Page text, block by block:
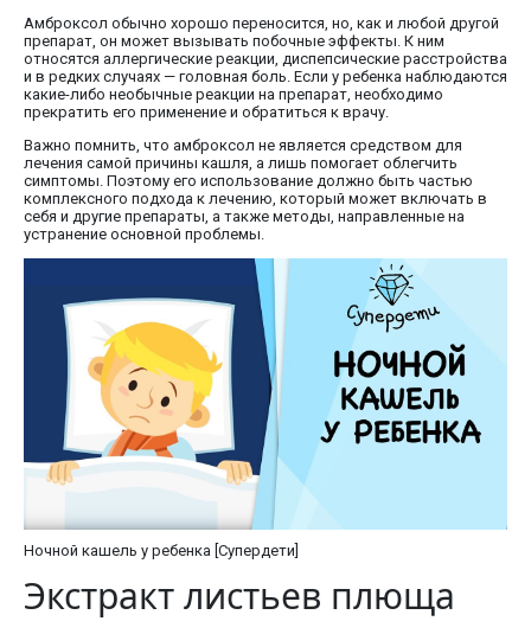
Амброксол обычно хорошо переносится, но, как и любой другой
препарат, он может вызывать побочные эффекты. К ним
относятся аллергические реакции, диспепсические расстройства
и в редких случаях — головная боль. Если у ребенка наблюдаются
какие-либо необычные реакции на препарат, необходимо
прекратить его применение и обратиться к врачу.
Важно помнить, что амброксол не является средством для
лечения самой причины кашля, а лишь помогает облегчить
симптомы. Поэтому его использование должно быть частью
комплексного подхода к лечению, который может включать в
себя и другие препараты, а также методы, направленные на
устранение основной проблемы.
Ночной кашель у ребенка [Супердети]
Экстракт листьев плюща